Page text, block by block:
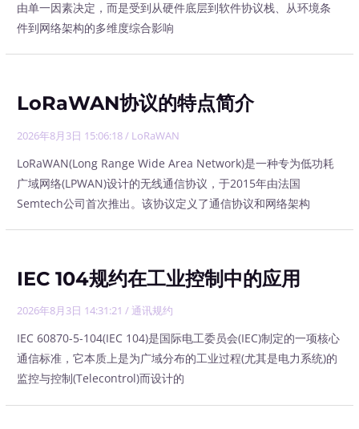
由单一因素决定，而是受到从硬件底层到软件协议栈、从环境条
件到网络架构的多维度综合影响
LoRaWAN协议的特点简介
2026年8月3日 15:06:18/ LoRaWAN
LoRaWAN(Long Range Wide Area Network)是一种专为低功耗
广域网络(LPWAN)设计的无线通信协议，于2015年由法国
Semtech公司首次推出。该协议定义了通信协议和网络架构
IEC 104规约在工业控制中的应用
2026年8月3日 14:31:21 / 通讯规约
IEC 60870-5-104(IEC 104)是国际电工委员会(IEC)制定的一项核心
通信标准，它本质上是为广域分布的工业过程(尤其是电力系统)的
监控与控制(Telecontrol)而设计的